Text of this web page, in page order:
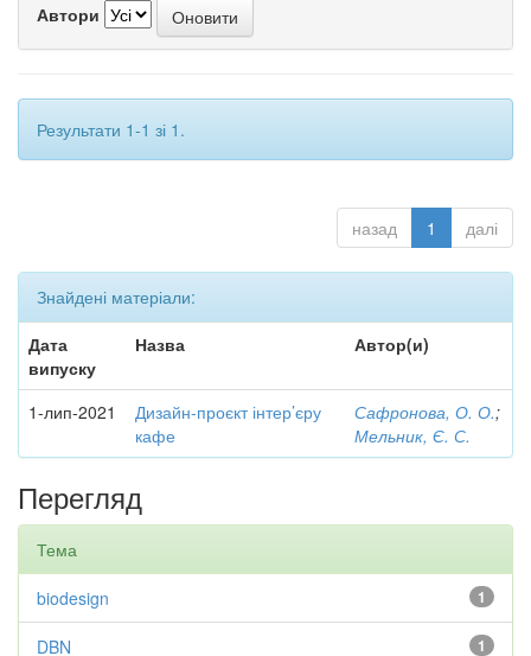
Автори
Результати 1-1 зі 1.
назад 1 далі
Знайдені матеріали:
Дата
випуску
Назва Автор(и)
1-лип-2021
Дизайн-проєкт інтер’єру
кафе
Сафронова, О. О.;
Мельник, Є. С.
Перегляд
Тема
1
biodesign
1
DBN